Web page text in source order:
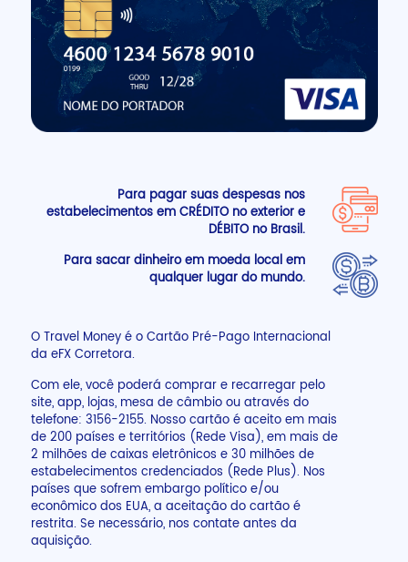
Para pagar suas despesas nos
estabelecimentos em CRÉDITO no exterior e
DÉBITO no Brasil.
Para sacar dinheiro em moeda local em
qualquer lugar do mundo.
O Travel Money é o Cartão Pré-Pago Internacional
da eFX Corretora.
Com ele, você poderá comprar e recarregar pelo
site, app, lojas, mesa de câmbio ou através do
telefone: 3156-2155. Nosso cartão é aceito em mais
de 200 países e territórios (Rede Visa), em mais de
2 milhões de caixas eletrônicos e 30 milhões de
estabelecimentos credenciados (Rede Plus). Nos
países que sofrem embargo político e/ou
econômico dos EUA, a aceitação do cartão é
restrita. Se necessário, nos contate antes da
aquisição.